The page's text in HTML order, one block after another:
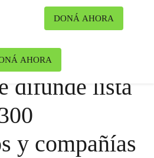
DONÁ AHORA
AHORA
difunde lista
y compañías